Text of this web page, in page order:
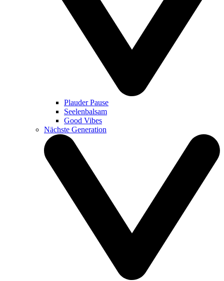
Plauder Pause
Seelenbalsam
Good Vibes
Nächste Generation